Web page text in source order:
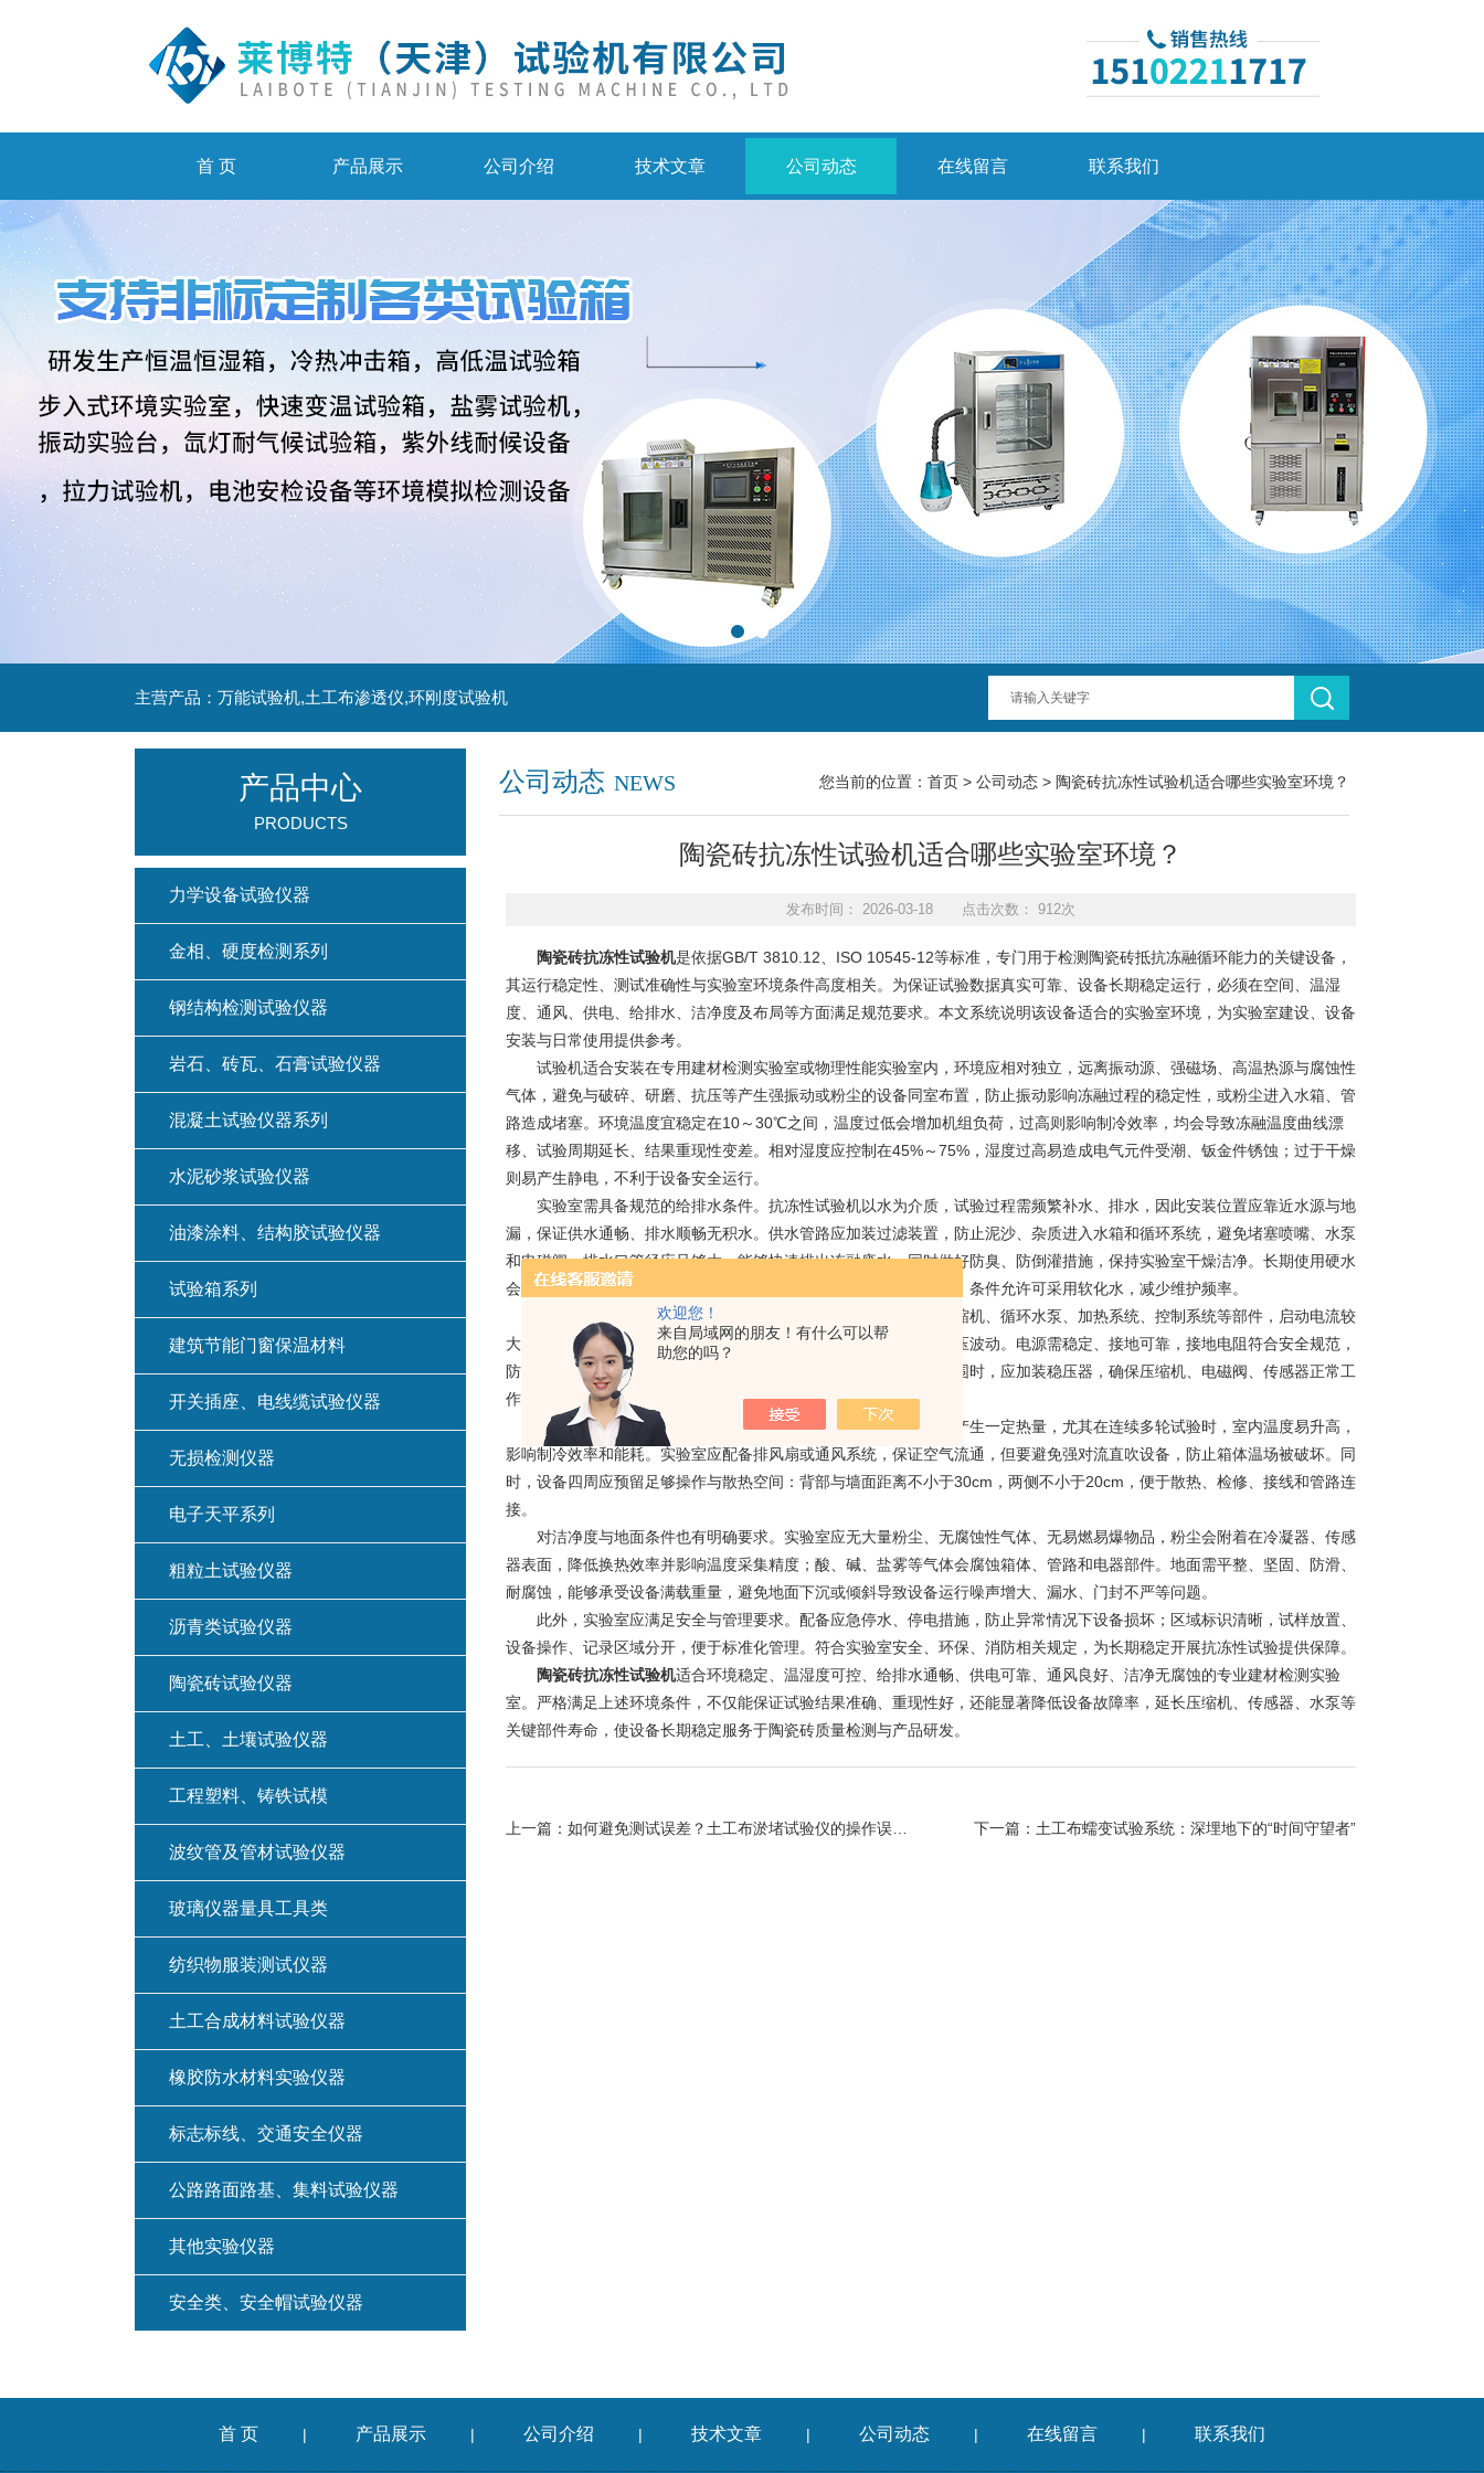
欢迎您！
来自局域网的朋友！有什么可以帮
助您的吗？
首 页 产品展示 公司介绍 技术文章 公司动态 在线留言 联系我们
主营产品：万能试验机,土工布渗透仪,环刚度试验机
公司动态 NEWS 您当前的位置： 首页 > 公司动态 > 陶瓷砖抗冻性试验机适合哪些实验室环境？
陶瓷砖抗冻性试验机适合哪些实验室环境？
发布时间： 2026-03-18 点击次数： 912次
陶瓷砖抗冻性试验机是依据GB/T 3810.12、ISO 10545-12等标准，专门用于检测陶瓷砖抵抗冻融循环能力的关键设备，
其运行稳定性、测试准确性与实验室环境条件高度相关。为保证试验数据真实可靠、设备长期稳定运行，必须在空间、温湿
度、通风、供电、给排水、洁净度及布局等方面满足规范要求。本文系统说明该设备适合的实验室环境，为实验室建设、设备
安装与日常使用提供参考。
试验机适合安装在专用建材检测实验室或物理性能实验室内，环境应相对独立，远离振动源、强磁场、高温热源与腐蚀性
气体，避免与破碎、研磨、抗压等产生强振动或粉尘的设备同室布置，防止振动影响冻融过程的稳定性，或粉尘进入水箱、管
路造成堵塞。环境温度宜稳定在10～30℃之间，温度过低会增加机组负荷，过高则影响制冷效率，均会导致冻融温度曲线漂
移、试验周期延长、结果重现性变差。相对湿度应控制在45%～75%，湿度过高易造成电气元件受潮、钣金件锈蚀；过于干燥
则易产生静电，不利于设备安全运行。
实验室需具备规范的给排水条件。抗冻性试验机以水为介质，试验过程需频繁补水、排水，因此安装位置应靠近水源与地
漏，保证供水通畅、排水顺畅无积水。供水管路应加装过滤装置，防止泥沙、杂质进入水箱和循环系统，避免堵塞喷嘴、水泵
和电磁阀。排水口管径应足够大，能够快速排出冻融废水，同时做好防臭、防倒灌措施，保持实验室干燥洁净。长期使用硬水
会产生水垢，影响换热效率和试样清洁，建议使用自来水或过滤水，条件允许可采用软化水，减少维护频率。
供电条件必须匹配设备额定参数。
包含压缩机、循环水泵、加热系统、控制系统等部件，启动电流较
大，应配备独立供电回路，避免与其他大功率设备共用线路导致电压波动。电源需稳定、接地可靠，接地电阻符合安全规范，
防止漏电、干扰造成控制器失灵或数据异常。电压波动超出允许范围时，应加装稳压器，确保压缩机、电磁阀、传感器正常工
作，保证-18℃～20℃冻融循环精准可控。
实验室应具备良好的通风与散热条件。设备制冷、加热过程会产生一定热量，尤其在连续多轮试验时，室内温度易升高，
影响制冷效率和能耗。实验室应配备排风扇或通风系统，保证空气流通，但要避免强对流直吹设备，防止箱体温场被破坏。同
时，设备四周应预留足够操作与散热空间：背部与墙面距离不小于30cm，两侧不小于20cm，便于散热、检修、接线和管路连
接。
对洁净度与地面条件也有明确要求。实验室应无大量粉尘、无腐蚀性气体、无易燃易爆物品，粉尘会附着在冷凝器、传感
器表面，降低换热效率并影响温度采集精度；酸、碱、盐雾等气体会腐蚀箱体、管路和电器部件。地面需平整、坚固、防滑、
耐腐蚀，能够承受设备满载重量，避免地面下沉或倾斜导致设备运行噪声增大、漏水、门封不严等问题。
此外，实验室应满足安全与管理要求。配备应急停水、停电措施，防止异常情况下设备损坏；区域标识清晰，试样放置、
设备操作、记录区域分开，便于标准化管理。符合实验室安全、环保、消防相关规定，为长期稳定开展抗冻性试验提供保障。
陶瓷砖抗冻性试验机适合环境稳定、温湿度可控、给排水通畅、供电可靠、通风良好、洁净无腐蚀的专业建材检测实验
室。严格满足上述环境条件，不仅能保证试验结果准确、重现性好，还能显著降低设备故障率，延长压缩机、传感器、水泵等
关键部件寿命，使设备长期稳定服务于陶瓷砖质量检测与产品研发。
下一篇： 土工布蠕变试验系统：深埋地下的“时间守望者”
上一篇： 如何避免测试误差？土工布淤堵试验仪的操作误区与校准建议
产品中心
PRODUCTS
力学设备试验仪器
金相、硬度检测系列
钢结构检测试验仪器
岩石、砖瓦、石膏试验仪器
混凝土试验仪器系列
水泥砂浆试验仪器
油漆涂料、结构胶试验仪器
试验箱系列
建筑节能门窗保温材料
开关插座、电线缆试验仪器
无损检测仪器
电子天平系列
粗粒土试验仪器
沥青类试验仪器
陶瓷砖试验仪器
土工、土壤试验仪器
工程塑料、铸铁试模
波纹管及管材试验仪器
玻璃仪器量具工具类
纺织物服装测试仪器
土工合成材料试验仪器
橡胶防水材料实验仪器
标志标线、交通安全仪器
公路路面路基、集料试验仪器
其他实验仪器
安全类、安全帽试验仪器
首 页 | 产品展示 | 公司介绍 | 技术文章 | 公司动态 | 在线留言 | 联系我们